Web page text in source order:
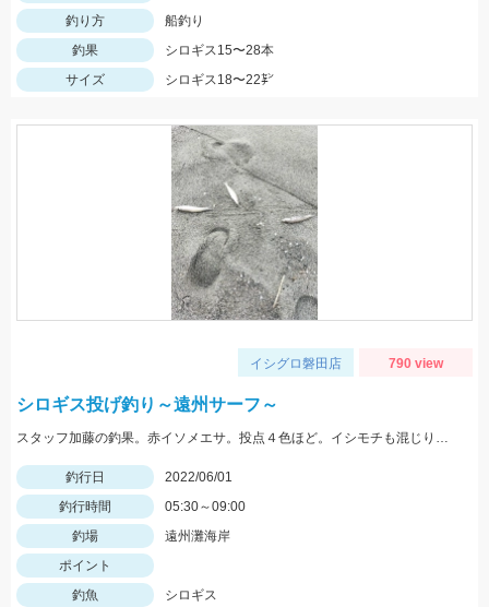
釣り方
船釣り
釣果
シロギス15〜28本
サイズ
シロギス18〜22㌢
イシグロ磐田店 790 view
シロギス投げ釣り～遠州サーフ～
スタッフ加藤の釣果。赤イソメエサ。投点４色ほど。イシモチも混じりました。
釣行日
2022/06/01
釣行時間
05:30～09:00
釣場
遠州灘海岸
ポイント
釣魚
シロギス